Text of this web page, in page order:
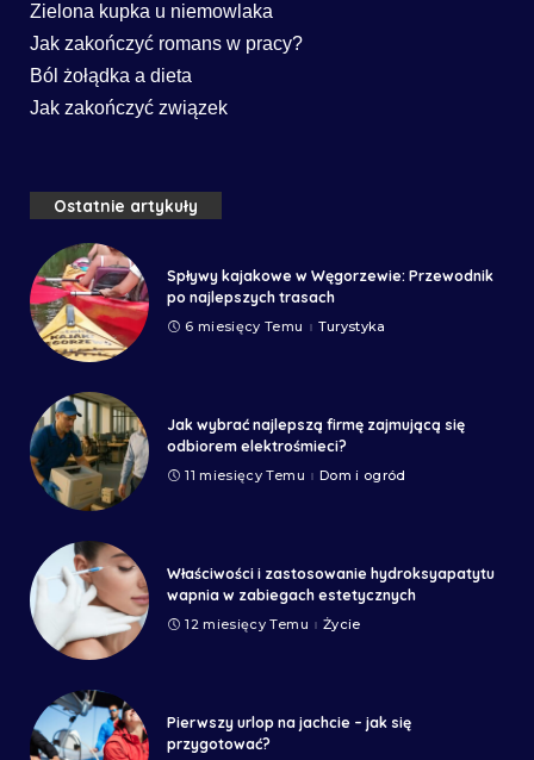
Zielona kupka u niemowlaka
Jak zakończyć romans w pracy?
Ból żołądka a dieta
Jak zakończyć związek
Ostatnie artykuły
Spływy kajakowe w Węgorzewie: Przewodnik
po najlepszych trasach
6 miesięcy Temu Turystyka
Jak wybrać najlepszą firmę zajmującą się
odbiorem elektrośmieci?
11 miesięcy Temu Dom i ogród
Właściwości i zastosowanie hydroksyapatytu
wapnia w zabiegach estetycznych
12 miesięcy Temu Życie
Pierwszy urlop na jachcie – jak się
przygotować?